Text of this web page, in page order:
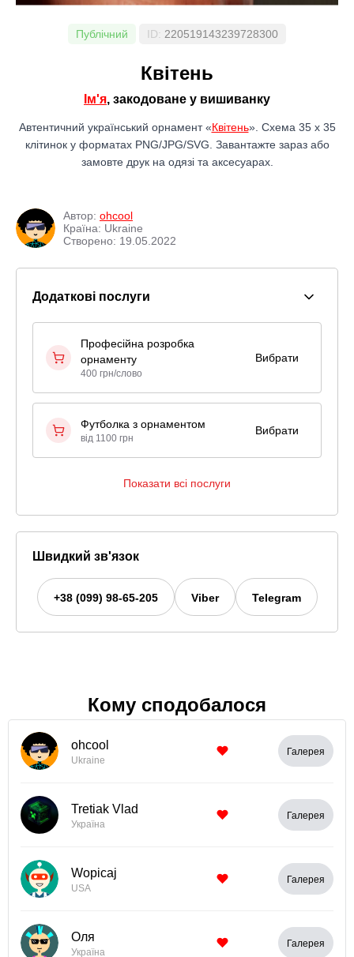
Публічний ID: 220519143239728300
Квітень
Ім'я, закодоване у вишиванку
Автентичний український орнамент «Квітень». Схема 35 x 35
клітинок у форматах PNG/JPG/SVG. Завантажте зараз або
замовте друк на одязі та аксесуарах.
Автор: ohcool
Країна: Ukraine
Створено: 19.05.2022
Додаткові послуги
Професійна розробка
орнаменту
400 грн/слово
Вибрати
Футболка з орнаментом
від 1100 грн
Вибрати
Показати всі послуги
Швидкий зв'язок
+38 (099) 98-65-205 Viber Telegram
Кому сподобалося
ohcool
Ukraine
Галерея
Tretiak Vlad
Україна
Галерея
Wopicaj
USA
Галерея
Оля
Україна
Галерея